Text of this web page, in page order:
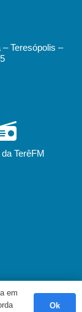
Teresópolis –
TerêFM
em
Ok